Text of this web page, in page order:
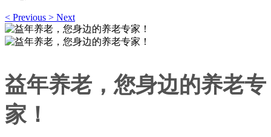
< Previous > Next
益年养老，您身边的养老专
家！